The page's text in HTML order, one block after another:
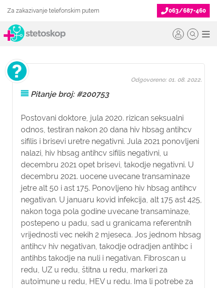
Za zakazivanje telefonskim putem 063/687-460
Pitanje broj: #200753
Postovani doktore, jula 2020. rizican seksualni
odnos, testiran nakon 20 dana hiv hbsag antihcv
sifilis i brisevi uretre negativni. Jula 2021 ponovljeni
nalazi, hiv hbsag antihcv sifilis negativni, u
decembru 2021 opet brisevi, takodje negativni. U
decembru 2021. uocene uvecane transaminaze
jetre alt 50 i ast 175. Ponovljeno hiv hbsag antihcv
negativan. U januaru kovid infekcija, alt 175 ast 425,
nakon toga pola godine uvecane transaminaze,
postepeno u padu, sad u granicama referentnih
vrijednosti vec nekih 2 mjeseca. Jos jednom hbsag
antihcv hiv negativan, takodje odradjen antihbc i
antihbs takodje na nuli i negativan. Fibroscan u
redu, UZ u redu, štitna u redu, markeri za
autoimune u redu, HEV u redu. Ima li potrebe za
Odgovoreno: 01. 08. 2022.